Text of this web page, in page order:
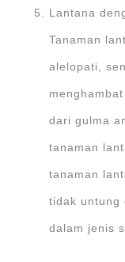
Lantana
Tanaman
alelopati,
dari gulma
tanaman
tanaman
tidak untung
dalam jenis